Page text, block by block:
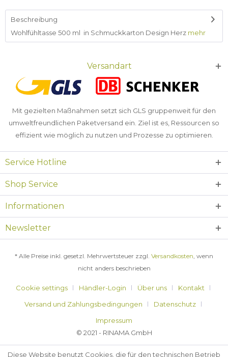
Beschreibung
Wohlfühltasse 500 ml in Schmuckkarton Design Herz mehr
Versandart
Mit gezielten Maßnahmen setzt sich GLS gruppenweit für den
umweltfreundlichen Paketversand ein. Ziel ist es, Ressourcen so
effizient wie möglich zu nutzen und Prozesse zu optimieren.
Service Hotline
Shop Service
Informationen
Newsletter
* Alle Preise inkl. gesetzl. Mehrwertsteuer zzgl. Versandkosten, wenn
nicht anders beschrieben
Cookie settings Händler-Login Über uns
Kontakt
Versand und Zahlungsbedingungen
Datenschutz
Impressum
© 2021 - RINAMA GmbH
Diese Website benutzt Cookies, die für den technischen Betrieb